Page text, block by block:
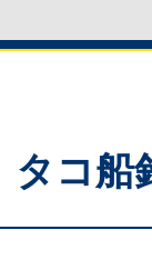
タコ船